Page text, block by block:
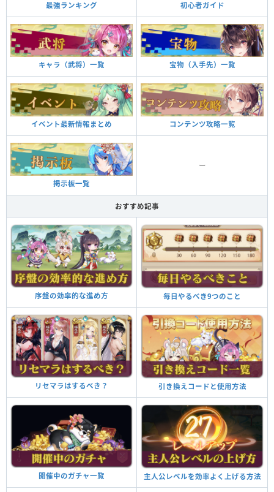
最強ランキング 初心者ガイド
キャラ（武将）一覧 宝物（入手先）一覧
イベント最新情報まとめ コンテンツ攻略一覧
掲示板一覧
ー
おすすめ記事
序盤の効率的な進め方 毎日やるべき9つのこと
リセマラはするべき？ 引き換えコードと使用方法
開催中のガチャ一覧 主人公レベルを効率よく上げる方法